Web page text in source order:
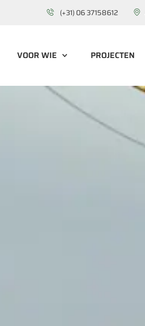
(+31) 06 37158612
VOOR WIE PROJECTEN